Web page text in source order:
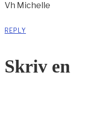
Vh Michelle
REPLY
Skriv en